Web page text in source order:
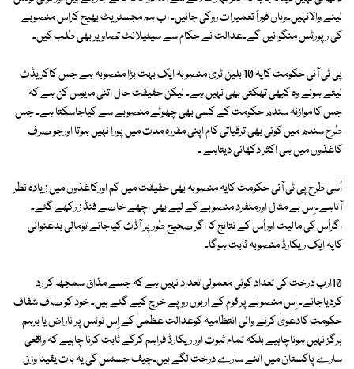
لینے والانہیں۔وہاں فوراً تعمیرات روکی جائیں۔ اب ہم مجسٹریٹ بھیج کراس منصوبے
کی رپورٹس منگوائیں گے۔عدالت نے حکام سے سیٹیلائٹ تصاویر بھی طلب کیں۔
پی ٹی آئی حکومت کایہ 10 بلین ٹری منصوبہ ایک بہت بڑا منصوبہ ہے جس کاکریڈٹ
لیتے ہوئے وہ کبھی تھکتی بھی نہیں ہے۔ لیکن حقیقت حال اتنی مایوس کن ہے کہ
جس کا موازنہ سندھ حکومت کے کسی بھی چھوٹے منصوبے سے کیاجاسکتا ہے۔ جس
طرح سندھ میں کوئی بھی ترقیاتی کام اپنی مقررہ مدت میں پورا نہیں ہوتا اورجو صرف
کاغذوں میں ہی اکثر دکھائی دیتاہے ۔
اُسی طرح پی ٹی آئی حکومت کایہ منصوبہ بھی حقیقت میں کم اورکاغذوں میں زیادہ نظر
آتاہے۔اِس بے مثال اورمنفرد منصوبے کے لیے بھی اچھے خاصے فنڈ ز رکھے گئے۔
اگراُس کی مالیت اوراُس کے نتائج کا اگر صحیح طور پر آڈٹ کیاجائے تومالی بدعنوانی
کایہ ایک ریکارڈ منصوبہ ثابت ہوگا۔
10ارب درخت کی تعداد کوئی معمولی تعداد نہیں ہے کہ جسے مذاق سمجھ کر رد
کردیاجائے۔ اِس منصوبے پر قوم کے اربوں روپے خرچ کیے گئے ہیں۔ خود کو صاف شفاف
حکومت کادعویٰ کرنے والی انتظامیہ کوعدالت عظمیٰ کے اِس نوٹس پر ناراض یا برہم
ہرگز نہیں ہوناچاہیے بلکہ تمام ثبوت اور ریکارڈ فراہم کرکے ثابت کرنا چاہیے کہ واقعی
سارے پاکستان میں اتنے سارے درخت لگے ہیں۔چیف جسٹس کی یہ بات یقینا وزن